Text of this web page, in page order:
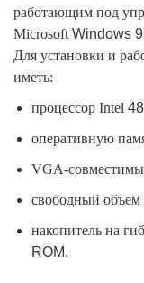
работающим под
Microsoft Windows
Для установки и
иметь:
процессор Intel
оперативную
VGA-
свободный объем
накопитель на
ROM.